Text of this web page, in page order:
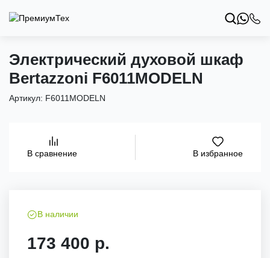
Электрический духовой шкаф
Bertazzoni F6011MODELN
Артикул: F6011MODELN
В сравнение В избранное
В наличии
173 400 р.